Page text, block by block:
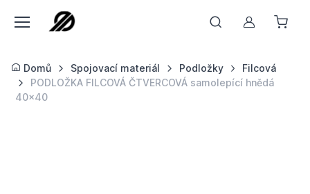
Můj účet
Domů Spojovací materiál Podložky
Filcová
PODLOŽKA FILCOVÁ ČTVERCOVÁ samolepící hnědá
40x40